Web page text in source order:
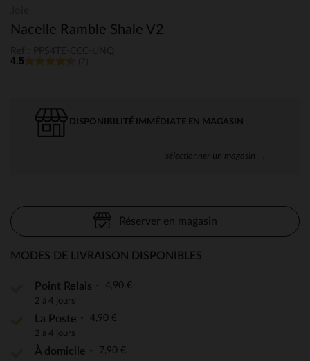
Nacelle Ramble Shale V2
4.5
DISPONIBILITÉ IMMÉDIATE EN MAGASIN
sélectionner un magasin →
Réserver en magasin
MODES DE LIVRAISON DISPONIBLES
Point Relais 4,90 €
2 à 4 jours
La Poste 4,90 €
2 à 4 jours
À domicile 7,90 €